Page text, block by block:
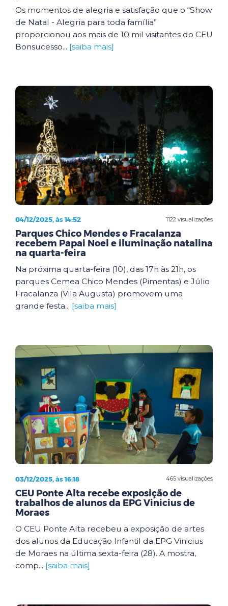
Os momentos de alegria e satisfação que o “Show
de Natal - Alegria para toda família”
proporcionou aos mais de 10 mil visitantes do CEU
Bonsucesso... [saiba mais]
1122 visualizações
04/12/2025, às 14:52
Parques Chico Mendes e Fracalanza
recebem Papai Noel e iluminação natalina
na quarta-feira
Na próxima quarta-feira (10), das 17h às 21h, os
parques Cemea Chico Mendes (Pimentas) e Júlio
Fracalanza (Vila Augusta) promovem uma
grande festa... [saiba mais]
465 visualizações
03/12/2025, às 16:18
CEU Ponte Alta recebe exposição de
trabalhos de alunos da EPG Vinicius de
Moraes
O CEU Ponte Alta recebeu a exposição de artes
dos alunos da Educação Infantil da EPG Vinicius
de Moraes na última sexta-feira (28). A mostra,
comp... [saiba mais]